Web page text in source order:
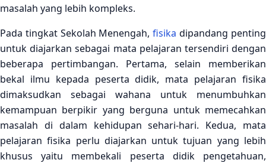
masalah yang lebih kompleks.
Pada tingkat Sekolah Menengah,fisika dipandang penting
untuk diajarkan sebagai mata pelajaran tersendiri dengan
beberapa pertimbangan. Pertama, selain memberikan
bekal ilmu kepada peserta didik, mata pelajaran fisika
dimaksudkan sebagai wahana untuk menumbuhkan
kemampuan berpikir yang berguna untuk memecahkan
masalah di dalam kehidupan sehari-hari. Kedua, mata
pelajaran fisika perlu diajarkan untuk tujuan yang lebih
khusus yaitu membekali peserta didik pengetahuan,